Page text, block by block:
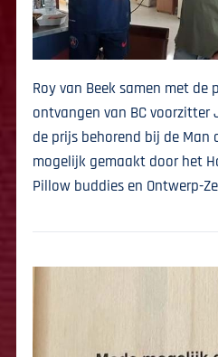
Roy van Beek samen met de
ontvangen van BC voorzitter
de prijs behorend bij de Man
mogelijk gemaakt door het
Pillow buddies en Ontwerp-